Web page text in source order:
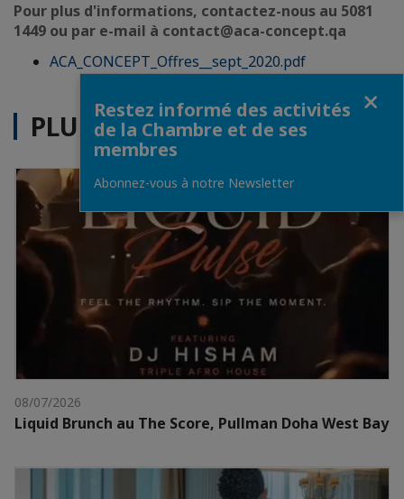
Pour plus d'informations, contactez-nous au 5081
1449 ou par e-mail à contact@aca-concept.qa
ACA_CONCEPT_Offres__sept_2020.pdf
PLUS D'ACTUALITÉS
08/07/2026
Liquid Brunch au The Score, Pullman Doha West Bay
Restez informé des activités
de la Chambre et de ses
membres
Abonnez-vous à notre Newsletter